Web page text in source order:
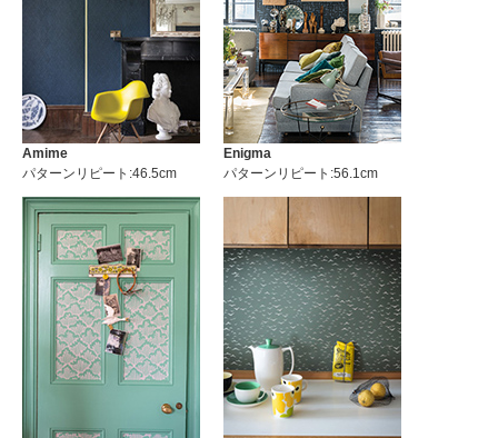
Amime
パターンリピート:46.5cm
Enigma
パターンリピート:56.1cm